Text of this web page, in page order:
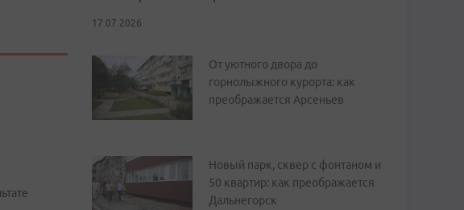
17.07.2026
От уютного двора до
горнолыжного курорта: как
преображается Арсеньев
Новый парк, сквер с фонтаном и
50 квартир: как преображается
Дальнегорск